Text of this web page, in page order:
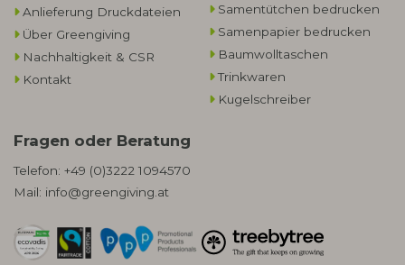
Anlieferung Druckdateien
Über Greengiving
Nachhaltigkeit & CSR
Kontakt
Samentütchen bedrucken
Samenpapier bedrucken
Baumwolltaschen​
Trinkwaren
Kugelschreiber
Fragen oder Beratung
Telefon: +49 (0)3222 1094570
Mail: info@greengiving.at